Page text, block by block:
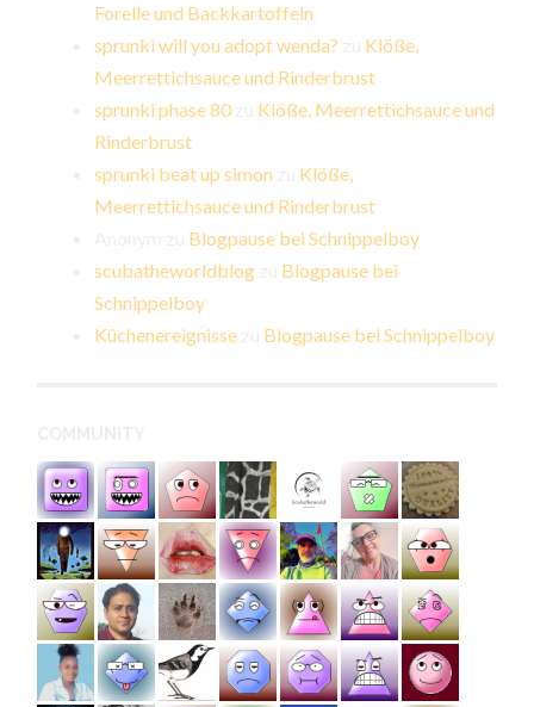
Forelle und Backkartoffeln
sprunki will you adopt wenda?
Klöße,
Meerrettichsauce und Rinderbrust
sprunki phase 80
Klöße, Meerrettichsauce und
Rinderbrust
sprunki beat up simon
Klöße,
Meerrettichsauce und Rinderbrust
Blogpause bei Schnippelboy
scubatheworldblog
Blogpause bei
Schnippelboy
Küchenereignisse
Blogpause bei Schnippelboy